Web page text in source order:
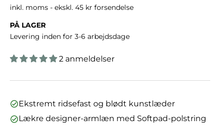
inkl. moms - ekskl. 45 kr forsendelse
PÅ LAGER
Levering inden for 3-6 arbejdsdage
2 anmeldelser
Ekstremt ridsefast og blødt kunstlæder
Lækre designer-armlæn med Softpad-polstring